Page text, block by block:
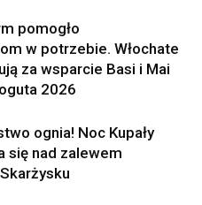
pomogło
w potrzebie. Włochate
za wsparcie Basi i Mai
2026
ognia! Noc Kupały
się nad zalewem